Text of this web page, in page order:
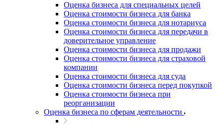
Оценка бизнеса для специальных целей
Оценка стоимости бизнеса для банка
Оценка стоимости бизнеса для нотариуса
Оценка стоимости бизнеса для передачи в
доверительное управление
Оценка стоимости бизнеса для продажи
Оценка стоимости бизнеса для страховой
компании
Оценка стоимости бизнеса для суда
Оценка стоимости бизнеса перед покупкой
Оценка стоимости бизнеса при
реорганизации
Оценка бизнеса по сферам деятельности